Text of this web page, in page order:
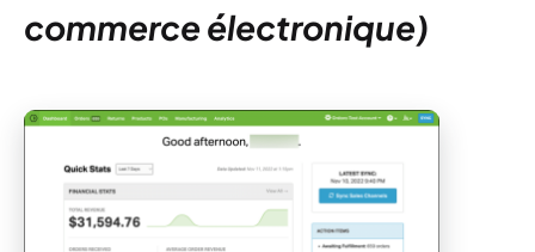
commerce électronique)